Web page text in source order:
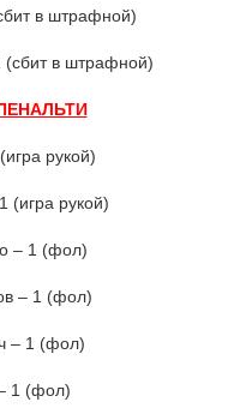
в штрафной)
(сбит в штрафной)
рукой)
(игра рукой)
– 1 (фол)
– 1 (фол)
– 1 (фол)
1 (фол)